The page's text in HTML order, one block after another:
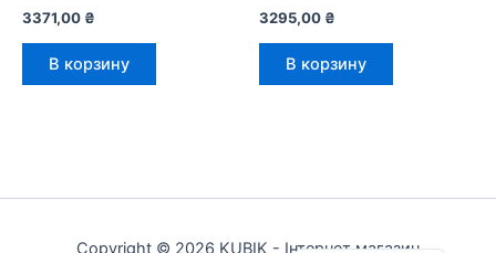
3371,00 ₴
В корзину
3295,00 ₴
В корзину
Copyright © 2026 KUBIK - Інтернет магазин
Українська